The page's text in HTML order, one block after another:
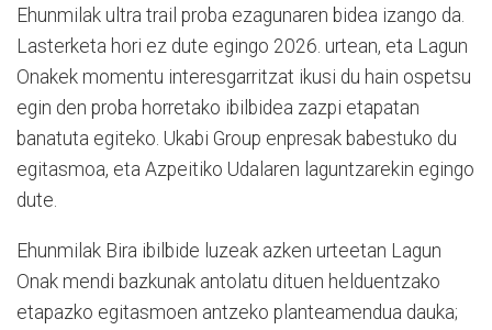
Ehunmilak ultra trail proba ezagunaren bidea izango da.
Lasterketa hori ez dute egingo 2026. urtean, eta Lagun
Onakek momentu interesgarritzat ikusi du hain ospetsu
egin den proba horretako ibilbidea zazpi etapatan
banatuta egiteko. Ukabi Group enpresak babestuko du
egitasmoa, eta Azpeitiko Udalaren laguntzarekin egingo
dute.
Ehunmilak Bira ibilbide luzeak azken urteetan Lagun
Onak mendi bazkunak antolatu dituen helduentzako
etapazko egitasmoen antzeko planteamendua dauka;